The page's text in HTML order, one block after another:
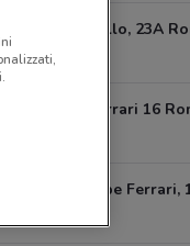
Via Donatello, 23A
1.4 km
Via Gius.Ferrari 16
Via Giuseppe Ferrari,